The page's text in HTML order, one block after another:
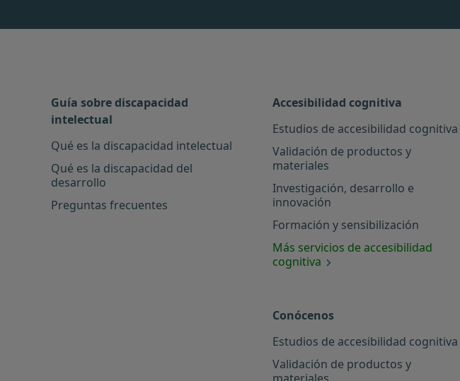
Guía sobre discapacidad
intelectual
Qué es la discapacidad intelectual
Qué es la discapacidad del
desarrollo
Preguntas frecuentes
Accesibilidad cognitiva
Estudios de accesibilidad cognitiva
Validación de productos y
materiales
Investigación, desarrollo e
innovación
Formación y sensibilización
Más servicios de accesibilidad
cognitiva
Conócenos
Estudios de accesibilidad cognitiva
Validación de productos y